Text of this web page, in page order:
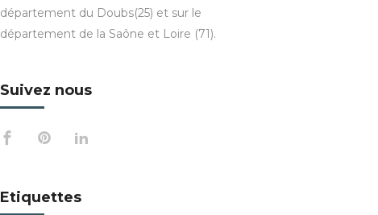
département du Doubs(25) et sur le
département de la Saône et Loire (71).
Suivez nous
Etiquettes